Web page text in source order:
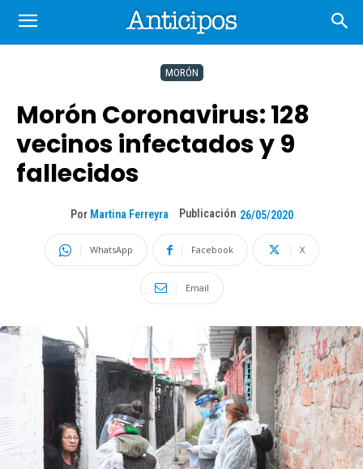
MORÓN
Morón Coronavirus: 128
vecinos infectados y 9
fallecidos
Por Martina Ferreyra Publicación 26/05/2020
WhatsApp Facebook X
Email